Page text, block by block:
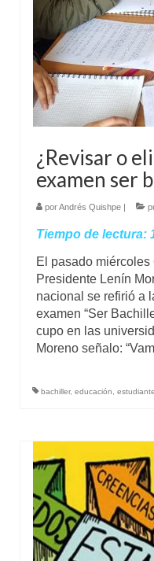
¿Revisar o
examen ser
porAndrés Quishpe |
Tiempo de lectura:
El pasado miércoles
Presidente Lenín
nacional se refirió a
examen “Ser
cupo en las
Moreno señalo:
bachiller, educación